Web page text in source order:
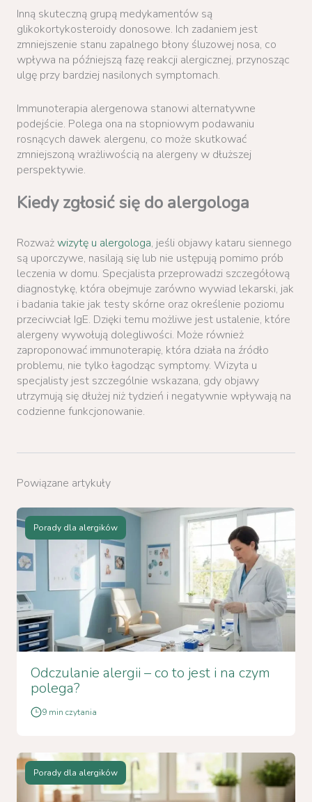
Inną skuteczną grupą medykamentów są
glikokortykosteroidy donosowe. Ich zadaniem jest
zmniejszenie stanu zapalnego błony śluzowej nosa, co
wpływa na późniejszą fazę reakcji alergicznej, przynosząc
ulgę przy bardziej nasilonych symptomach.
Immunoterapia alergenowa stanowi alternatywne
podejście. Polega ona na stopniowym podawaniu
rosnących dawek alergenu, co może skutkować
zmniejszoną wrażliwością na alergeny w dłuższej
perspektywie.
Kiedy zgłosić się do alergologa
Rozważwizytę u alergologa, jeśli objawy kataru siennego
są uporczywe, nasilają się lub nie ustępują pomimo prób
leczenia w domu. Specjalista przeprowadzi szczegółową
diagnostykę, która obejmuje zarówno wywiad lekarski, jak
i badania takie jak testy skórne oraz określenie poziomu
przeciwciał IgE. Dzięki temu możliwe jest ustalenie, które
alergeny wywołują dolegliwości. Może również
zaproponować immunoterapię, która działa na źródło
problemu, nie tylko łagodząc symptomy. Wizyta u
specjalisty jest szczególnie wskazana, gdy objawy
utrzymują się dłużej niż tydzień i negatywnie wpływają na
codzienne funkcjonowanie.
Powiązane artykuły
Porady dla alergików
Odczulanie alergii – co to jest i na czym
polega?
9 min czytania
Porady dla alergików